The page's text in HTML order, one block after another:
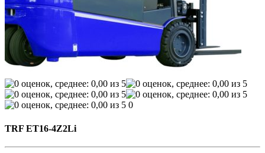
0
TRF ET16-4Z2Li